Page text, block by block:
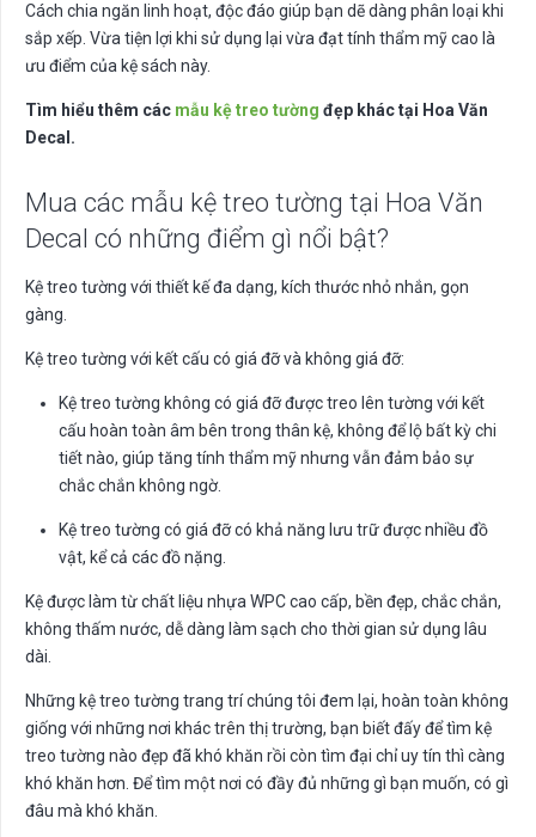
Cách chia ngăn linh hoạt, độc đáo giúp bạn dẽ dàng phân loại khi
sắp xếp. Vừa tiện lợi khi sử dụng lại vừa đạt tính thẩm mỹ cao là
ưu điểm của kệ sách này.
Tìm hiểu thêm các mẫu kệ treo tường đẹp khác tại Hoa Văn
Decal.
Mua các mẫu kệ treo tường tại Hoa Văn
Decal có những điểm gì nổi bật?
Kệ treo tường với thiết kế đa dạng, kích thước nhỏ nhắn, gọn
gàng.
Kệ treo tường với kết cấu có giá đỡ và không giá đỡ:
Kệ treo tường không có giá đỡ được treo lên tường với kết
cấu hoàn toàn âm bên trong thân kệ, không để lộ bất kỳ chi
tiết nào, giúp tăng tính thẩm mỹ nhưng vẫn đảm bảo sự
chắc chắn không ngờ.
Kệ treo tường có giá đỡ có khả năng lưu trữ được nhiều đồ
vật, kể cả các đồ nặng.
Kệ được làm từ chất liệu nhựa WPC cao cấp, bền đẹp, chắc chắn,
không thấm nước, dễ dàng làm sạch cho thời gian sử dụng lâu
dài.
Những kệ treo tường trang trí chúng tôi đem lại, hoàn toàn không
giống với những nơi khác trên thị trường, bạn biết đấy để tìm kệ
treo tường nào đẹp đã khó khăn rồi còn tìm đại chỉ uy tín thì càng
khó khăn hơn. Để tìm một nơi có đầy đủ những gì bạn muốn, có gì
đâu mà khó khăn.